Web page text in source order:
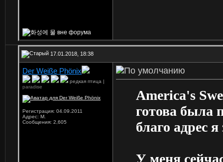
17.01.2018, 18:38
Der Weiße Phönix
редкая птица |
paradise
Регистрация: 04.09.2011
Адрес: M.
Сообщения: 2,605
America's
готова была
благо адрес
У меня